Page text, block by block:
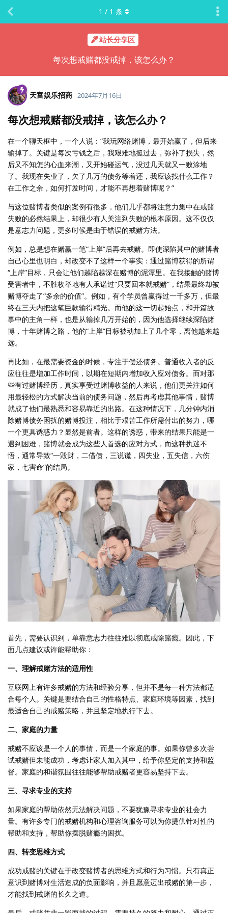
站长分享区
每次想戒赌都没戒掉，该怎么办？
1 / 1 条
天富娱乐招商 2024年7月16日
每次想戒赌都没戒掉，该怎么办？
在一个聊天框中，一个人说：“我玩网络赌博，最开始赢了，但后来
输掉了。关键是每次亏钱之后，我艰难地挺过去，弥补了损失，然
后又不知怎的心血来潮，又开始碰运气，没过几天就又一败涂地
了。我现在失业了，欠了几万的债务等着还，我应该找什么工作？
在工作之余，如何打发时间，才能不再想着赌博呢？”
与这位赌博者类似的案例有很多，他们几乎都将注意力集中在戒赌
失败的必然结果上，却很少有人关注到失败的根本原因。这不仅仅
是意志力问题，更多时候是由于错误的戒赌方法。
例如，总是想在赌赢一笔“上岸”后再去戒赌。即使深陷其中的赌博者
自己心里也明白，却改变不了这样一个事实：通过赌博获得的所谓
“上岸”目标，只会让他们越陷越深在赌博的泥潭里。在我接触的赌博
受害者中，不胜枚举地有人承诺过“只要回本就戒赌”，结果最终却被
赌博夺走了“多余的价值”。例如，有个学员曾赢得过一千多万，但最
终在三天内把这笔巨款输得精光。而他的这一切起始点，和开篇故
事中的主角一样，也是从输掉几万开始的，因为他选择继续深陷赌
博，十年赌博之路，他的“上岸”目标被动加上了几个零，离他越来越
远。
再比如，在最需要资金的时候，专注于偿还债务。普通收入者的反
应往往是增加工作时间，以期在短期内增加收入应对债务。而对那
些有过赌博经历，真实享受过赌博收益的人来说，他们更关注如何
用最轻松的方式解决当前的债务问题，然后再考虑其他事情，赌博
就成了他们最熟悉和容易靠近的出路。在这种情况下，几分钟内消
除赌博债务困扰的赌博投注，相比于艰苦工作所需付出的努力，哪
一个更具诱惑力？显然是前者。这样的诱惑，带来的结果只能是一
遇到困难，赌博就会成为这些人首选的应对方式，而这种执迷不
悟，通常导致“一毁财，二借债，三说谎，四失业，五失信，六伤
家，七害命”的结局。
首先，需要认识到，单靠意志力往往难以彻底戒除赌瘾。因此，下
面几点建议或许能帮助你：
一、理解戒赌方法的适用性
互联网上有许多戒赌的方法和经验分享，但并不是每一种方法都适
合每个人。关键是要结合自己的性格特点、家庭环境等因素，找到
最适合自己的戒赌策略，并且坚定地执行下去。
二、家庭的力量
戒赌不应该是一个人的事情，而是一个家庭的事。如果你曾多次尝
试戒赌但未能成功，考虑让家人加入其中，给予你坚定的支持和监
督。家庭的和谐氛围往往能够帮助戒赌者更容易坚持下去。
三、寻求专业的支持
如果家庭的帮助依然无法解决问题，不要犹豫寻求专业的社会力
量。有许多专门的戒赌机构和心理咨询服务可以为你提供针对性的
帮助和支持，帮助你摆脱赌瘾的困扰。
四、转变思维方式
成功戒赌的关键在于改变赌博者的思维方式和行为习惯。只有真正
意识到赌博对生活造成的负面影响，并且愿意迈出戒赌的第一步，
才能找到戒赌的长久之道。